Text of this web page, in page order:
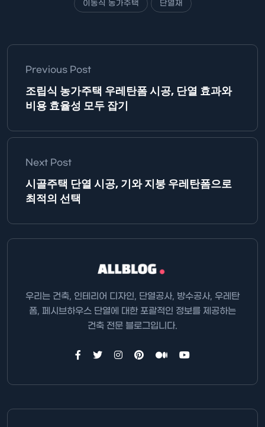
이동식 농가주택 단열재
Previous Post
조립식 농가주택 우레탄폼 시공, 단열 효과와
비용 효율성 모두 잡기
Next Post
시골주택 단열 시공, 기와 지붕 우레탄폼으로
최적의 선택
우리는 건축, 인테리어 디자인, 단열공사, 방수공사, 우레탄
폼, 페시브하우스 단열에 대한 포괄적인 정보를 제공하는
건축 전문 블로그입니다.